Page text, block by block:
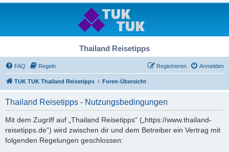
Thailand Reisetipps
FAQ Regeln Anmelden
Registrieren
TUK TUK Thailand Reisetipps Foren-Übersicht
Thailand Reisetipps - Nutzungsbedingungen
Mit dem Zugriff auf „Thailand Reisetipps“ („https://www.thailand-
reisetipps.de“) wird zwischen dir und dem Betreiber ein Vertrag mit
folgenden Regelungen geschlossen: